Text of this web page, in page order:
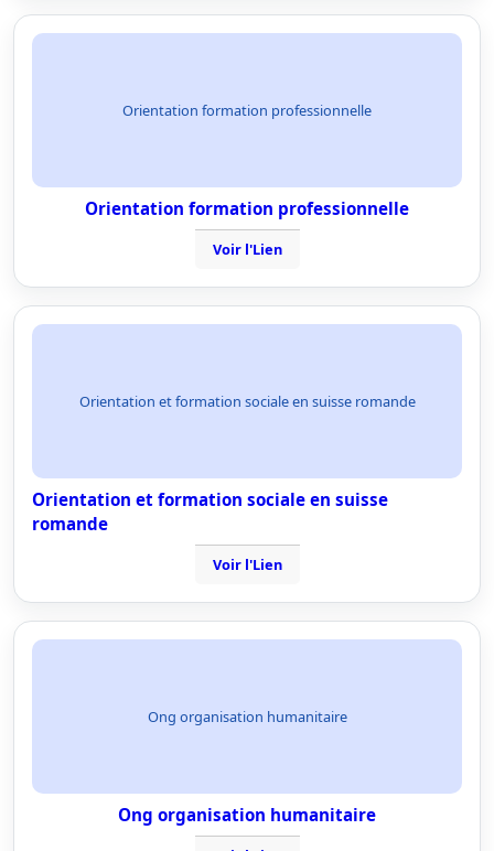
Orientation formation professionnelle
Orientation formation professionnelle
Voir l'Lien
Orientation et formation sociale en suisse romande
Orientation et formation sociale en suisse
romande
Voir l'Lien
Ong organisation humanitaire
Ong organisation humanitaire